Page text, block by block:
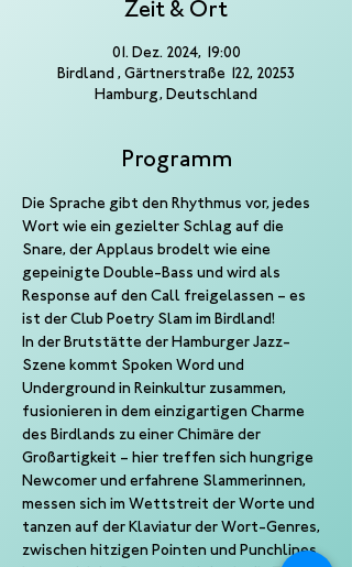
Zeit & Ort
01. Dez. 2024, 19:00
Birdland , Gärtnerstraße 122, 20253
Hamburg, Deutschland
Programm
Die Sprache gibt den Rhythmus vor, jedes
Wort wie ein gezielter Schlag auf die
Snare, der Applaus brodelt wie eine
gepeinigte Double-Bass und wird als
Response auf den Call freigelassen – es
ist der Club Poetry Slam im Birdland!
In der Brutstätte der Hamburger Jazz-
Szene kommt Spoken Word und
Underground in Reinkultur zusammen,
fusionieren in dem einzigartigen Charme
des Birdlands zu einer Chimäre der
Großartigkeit – hier treffen sich hungrige
Newcomer und erfahrene Slammerinnen,
messen sich im Wettstreit der Worte und
tanzen auf der Klaviatur der Wort-Genres,
zwischen hitzigen Pointen und Punchlines